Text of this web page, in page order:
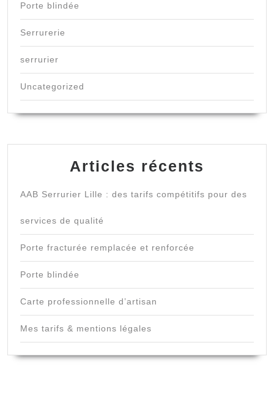
Porte blindée
Serrurerie
serrurier
Uncategorized
Articles récents
AAB Serrurier Lille : des tarifs compétitifs pour des
services de qualité
Porte fracturée remplacée et renforcée
Porte blindée
Carte professionnelle d’artisan
Mes tarifs & mentions légales